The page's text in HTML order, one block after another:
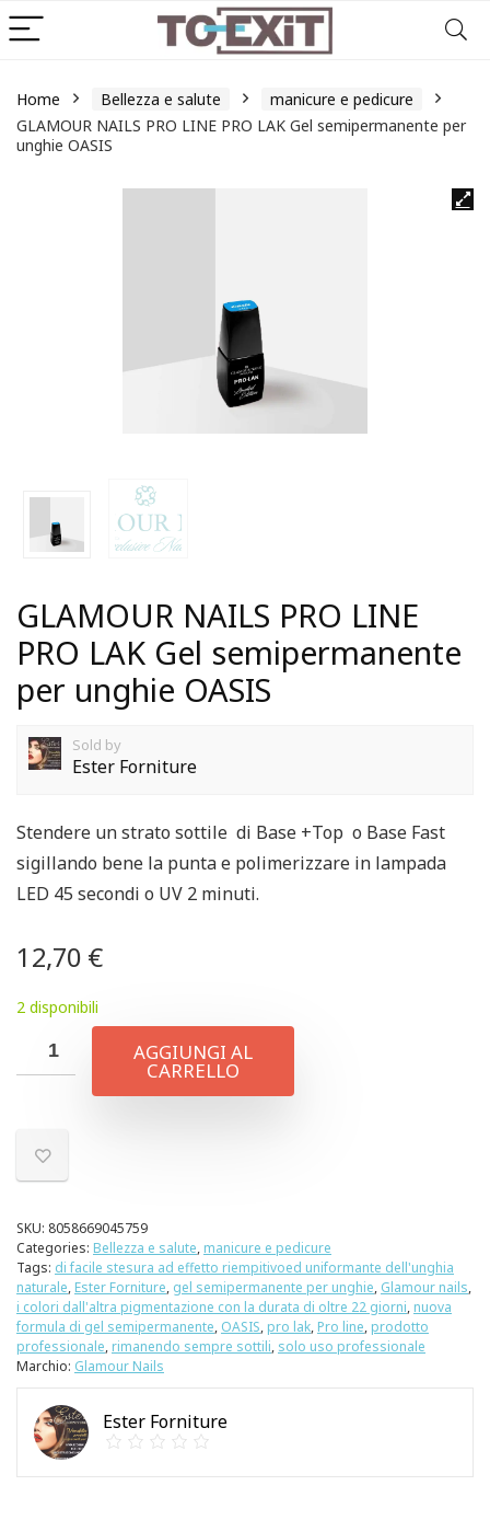
Home Bellezza e salute
manicure e pedicure
GLAMOUR NAILS PRO LINE PRO LAK Gel semipermanente per
unghie OASIS
GLAMOUR NAILS PRO LINE
PRO LAK Gel semipermanente
per unghie OASIS
Sold by
Ester Forniture
Stendere un strato sottile di Base +Top o Base Fast
sigillando bene la punta e polimerizzare in lampada
LED 45 secondi o UV 2 minuti.
12,70 €
2 disponibili
AGGIUNGI AL
CARRELLO
SKU: 8058669045759
Categories: Bellezza e salute, manicure e pedicure
Tags: di facile stesura ad effetto riempitivoed uniformante dell'unghia
naturale, Ester Forniture, gel semipermanente per unghie, Glamour nails,
i colori dall'altra pigmentazione con la durata di oltre 22 giorni, nuova
formula di gel semipermanente, OASIS, pro lak, Pro line, prodotto
professionale, rimanendo sempre sottili, solo uso professionale
Marchio: Glamour Nails
Ester Forniture